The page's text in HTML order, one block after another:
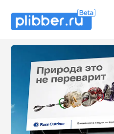
Some SEO Title